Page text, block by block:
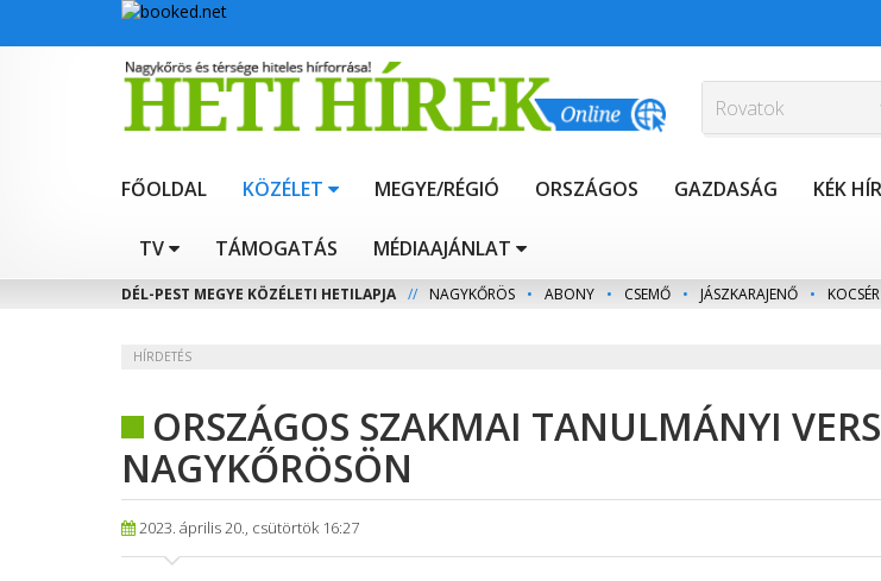
FŐOLDAL KÖZÉLET MEGYE/RÉGIÓ ORSZÁGOS GAZDASÁG KÉK
TV TÁMOGATÁS MÉDIAAJÁNLAT
DÉL-PEST MEGYE KÖZÉLETI HETILAPJA // NAGYKŐRÖS • ABONY • CSEMŐ • JÁSZKARAJENŐ • KOCSÉR
HÍRDETÉS
ORSZÁGOS SZAKMAI TANULMÁNYI
NAGYKŐRÖSÖN
2023. április 20., csütörtök 16:27